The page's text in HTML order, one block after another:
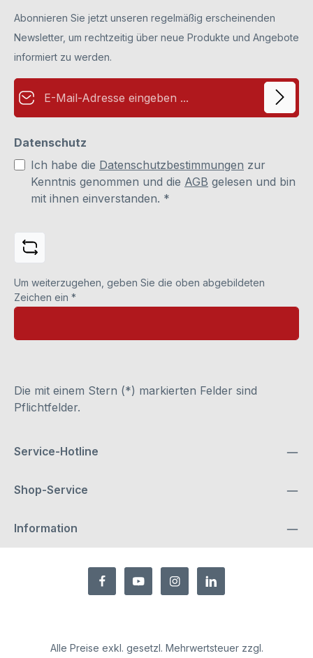
Abonnieren Sie jetzt unseren regelmäßig erscheinenden
Newsletter, um rechtzeitig über neue Produkte und Angebote
informiert zu werden.
E-Mail-Adresse*
Datenschutz
Ich habe die Datenschutzbestimmungen zur
Kenntnis genommen und die AGB gelesen und bin
mit ihnen einverstanden. *
Um weiterzugehen, geben Sie die oben abgebildeten
Zeichen ein *
Die mit einem Stern (*) markierten Felder sind
Pflichtfelder.
Service-Hotline
Shop-Service
Information
Alle Preise exkl. gesetzl. Mehrwertsteuer zzgl.